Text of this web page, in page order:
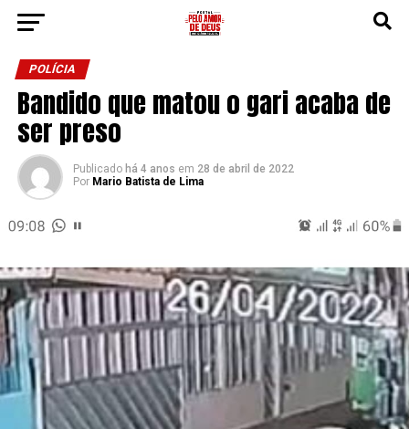
POLÍCIA
Bandido que matou o gari acaba de
ser preso
Publicado há 4 anos em 28 de abril de 2022
Por Mario Batista de Lima